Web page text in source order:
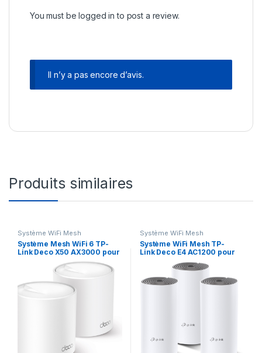
You must belogged in to post a review.
Il n’y a pas encore d’avis.
Produits similaires
Système WiFi Mesh
Système Mesh WiFi 6 TP-
Link Deco X50 AX3000 pour
toute la maison 2 packs
(DECOX50_2-PACK)
Système WiFi Mesh
Système WiFi Mesh TP-
Link Deco E4 AC1200 pour
packs (DECOE4_3-PACK)